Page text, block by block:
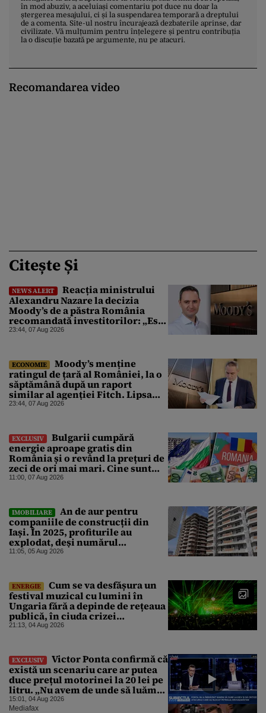
în mod abuziv, a aceluiași comentariu pot duce nu doar la
ștergerea mesajului, ci și la suspendarea temporară a dreptului
de a comenta. Site-ul nostru încurajează dezbaterile aprinse, dar
civilizate. Vă mulțumim pentru înțelegere și pentru contribuția
la o discuție bazată pe argumente, nu pe atacuri.
Recomandarea video
Citește Și
NEWS ALERT
Reacția ministrului
Alexandru Nazare la decizia
Moody’s de a păstra România
recomandată investitorilor: „Este
un răgaz, dar în niciun caz un
23:44, 07 Aug 2026
ECONOMIE
Moody’s menține
ratingul de țară al României, la o
săptămână după un raport
similar al agenției Fitch. Lipsa
unui guvern cu puteri depline,
23:44, 07 Aug 2026
EXCLUSIV
Bulgarii cumpără
energie aproape gratis din
România și o revând la prețuri de
zeci de ori mai mari. Cine sunt
noii „băieți deștepți” din energie
11:00, 07 Aug 2026
IMOBILIARE
An de aur pentru
companiile de construcții din
Iași. În 2025, profiturile au
explodat, deși numărul
angajaților a scăzut
11:05, 05 Aug 2026
ENERGIE
Cum se va desfășura un
festival muzical cu lumini în
Ungaria fără a depinde de rețeaua
publică, în ciuda crizei
energetice
21:13, 04 Aug 2026
EXCLUSIV
Victor Ponta confirmă că
există un scenariu care ar putea
duce prețul motorinei la 20 lei pe
litru. „Nu avem de unde să luăm
petrol”
15:01, 04 Aug 2026
Mediafax